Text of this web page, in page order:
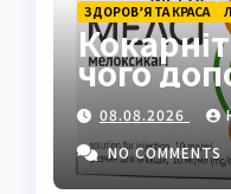
ЗДОРОВ’Я ТА КРАСА
чого
08.08.2026
NO COMMENTS